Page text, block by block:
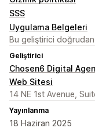
SSS
Uygulama Belgeleri
Bu geliştirici
Geliştirici
Chosen6 Digital
Web Sitesi
14 NE 1st Avenue,
Yayınlanma
18 Haziran 2025